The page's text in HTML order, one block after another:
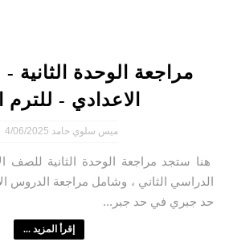
مراجعة الوحدة الثانية
الاعدادي - للترم
ميس سلوي حامد 4/06/2025
هنا ستجد مراجعة الوحدة الثانية للصف
الدراسي الثاني ، وشامل مراجعة الدروس
حد جبري في حد جبر...
إقرأ المزيد ...